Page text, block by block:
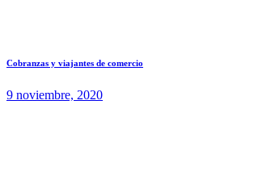
Cobranzas y viajantes de comercio
9 noviembre, 2020